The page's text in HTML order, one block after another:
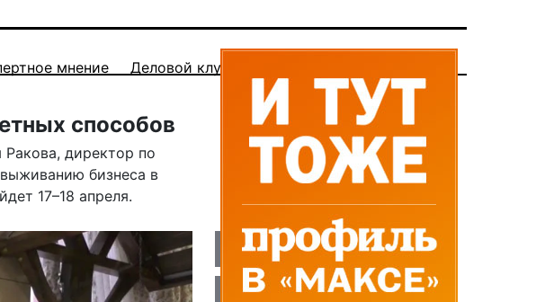
мнение Деловой клуб
способов
директор по
бизнеса в
17–18 апреля.